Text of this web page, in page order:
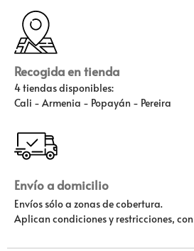
Recogida en tienda
4 tiendas disponibles:
Cali - Armenia - Popayán - Pereira
Envío a domicilio
Envíos sólo a zonas de cobertura.
Aplican condiciones y restricciones,